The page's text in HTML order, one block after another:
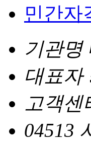
민간자
기관명
대표자
고객센
04513